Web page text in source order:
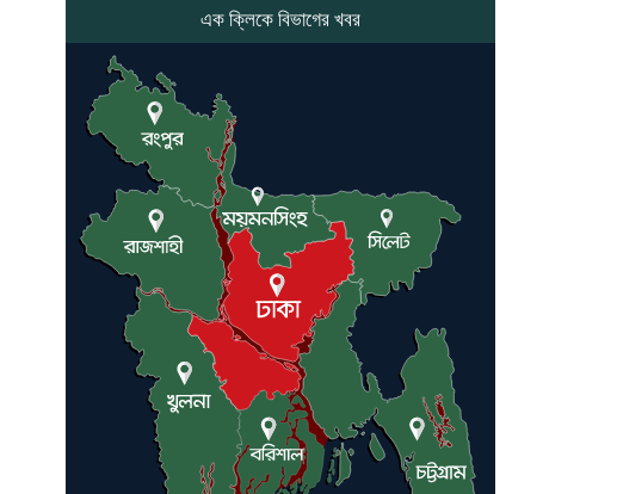
প্রণালি সবার জন্য উন্মুক্ত: আরাকচি
ট্রাম্প
ইরানে কঠোর হামলা অব্যাহত রাখতে
ট্রাম্পকে আহ্বান সৌদি আরবের
ইরাকসহ মধ্যপ্রাচ্যে ২৪ হামলা চালাল
ইরানপন্থি গোষ্ঠী
হরমুজ প্রণালী সুরক্ষায় মিত্ররা সাহায্য
না করলে ন্যাটোর ভবিষ্যৎ খারাপ হবে:
ট্রাম্প
এক ক্লিকে বিভাগের খবর